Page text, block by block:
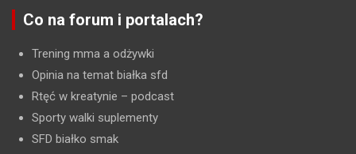
Co na forum i portalach?
Trening mma a odżywki
Opinia na temat białka sfd
Rtęć w kreatynie – podcast
Sporty walki suplementy
SFD białko smak